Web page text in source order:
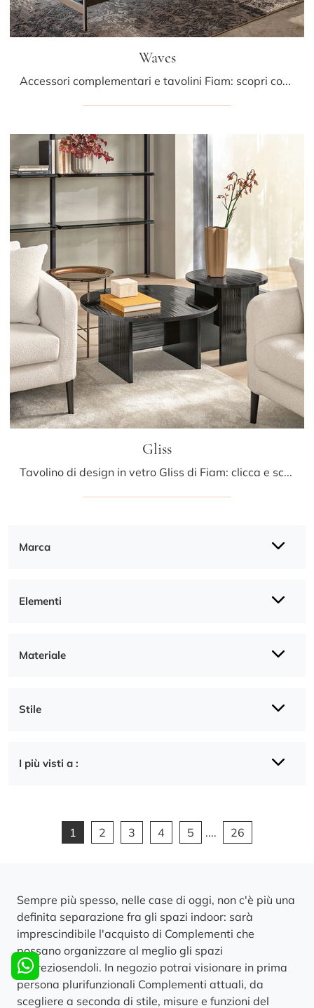
Marca
Elementi
Materiale
Stile
I più visti a :
Waves
Accessori complementari e tavolini Fiam: scopri come arricchire i tuoi spazi design con il modello Waves.
Gliss
Tavolino di design in vetro Gliss di Fiam: clicca e scopri di più sui Complementi e tavolini design in vetro del noto e conosciuto marchio!
1 2 3 4 5 .... 26
Sempre più spesso, nelle case di oggi, non c'è più una
definita separazione fra gli spazi indoor: sarà
imprescindibile l'acquisto di Complementi che
possano organizzare al meglio gli spazi
impreziosendoli. In negozio potrai visionare in prima
persona plurifunzionali Complementi attuali, da
scegliere a seconda di stile, misure e funzioni del